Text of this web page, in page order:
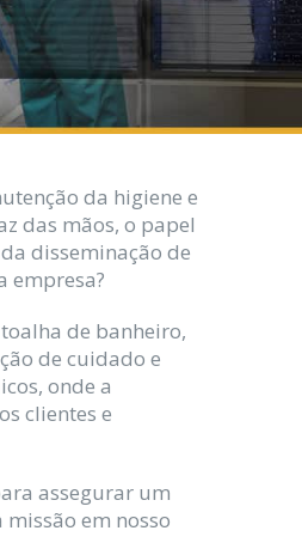
da higiene e
das mãos, o papel
disseminação de
empresa?
de banheiro,
de cuidado e
onde a
clientes e
assegurar um
em nosso